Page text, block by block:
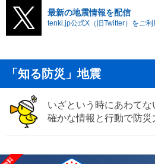
最新の地震情報を配信
tenki.jp公式X（旧Twitter）をご利
「知る防災」地震
いざという時にあわてな
確かな情報と行動で防災